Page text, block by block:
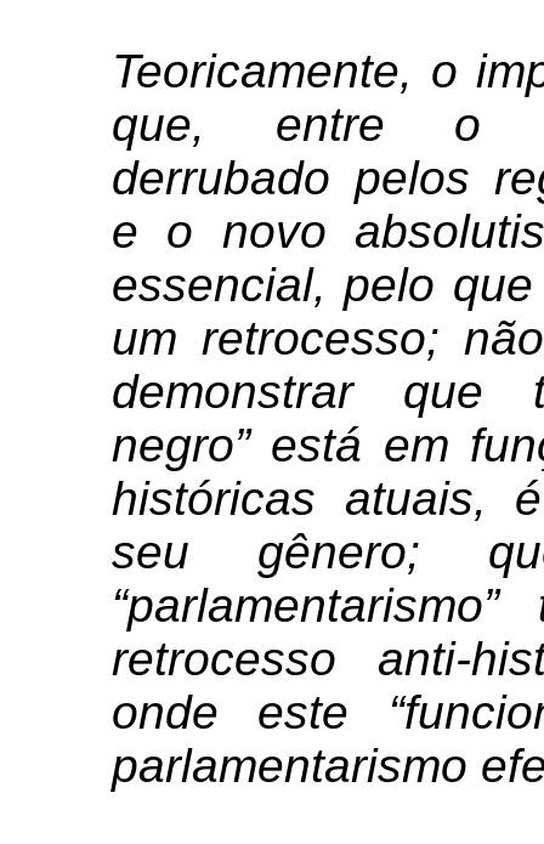
Teoricamente, o
que, entre o
derrubado pelos
e o novo
essencial, pelo
um retrocesso;
demonstrar que
negro” está em
históricas atuais,
seu gênero;
retrocesso anti-
onde este
parlamentarismo